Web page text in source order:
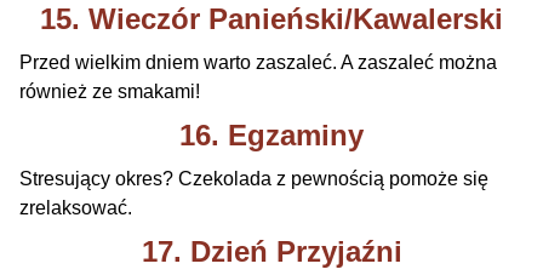
15. Wieczór Panieński/Kawalerski
Przed wielkim dniem warto zaszaleć. A zaszaleć można
również ze smakami!
16. Egzaminy
Stresujący okres? Czekolada z pewnością pomoże się
zrelaksować.
17. Dzień Przyjaźni